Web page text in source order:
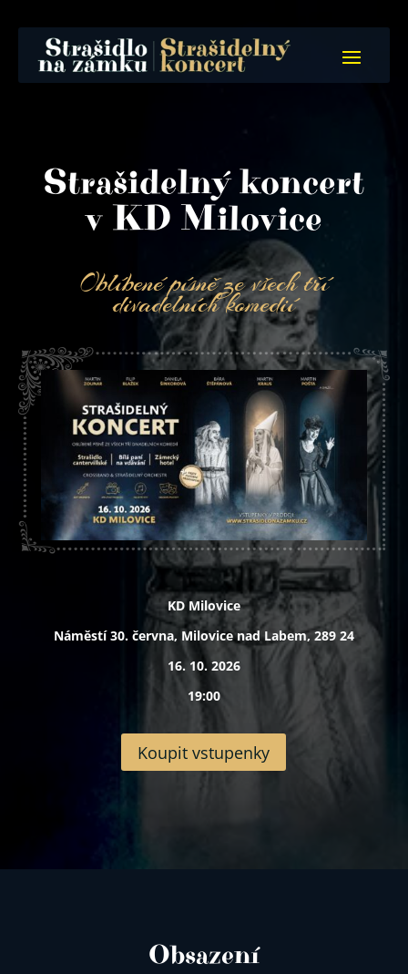
Strašidelný koncert
v KD Milovice
Oblíbené písně ze všech tří
divadelních komedií
KD Milovice
Náměstí 30. června, Milovice nad Labem, 289 24
16. 10. 2026
19:00
Koupit vstupenky
Obsazení